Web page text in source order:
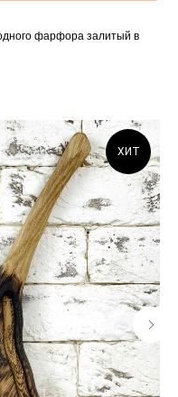
фарфора залитый в
ХИТ